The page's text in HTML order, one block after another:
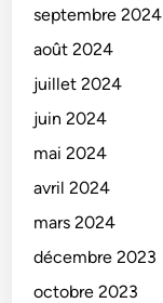
septembre 2024
août 2024
juillet 2024
juin 2024
mai 2024
avril 2024
mars 2024
décembre 2023
octobre 2023